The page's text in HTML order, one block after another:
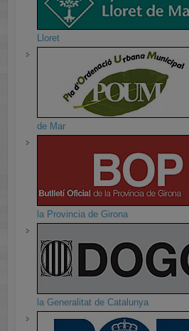
Lloret
de Mar
la Provincia de Girona
la Generalitat de Catalunya